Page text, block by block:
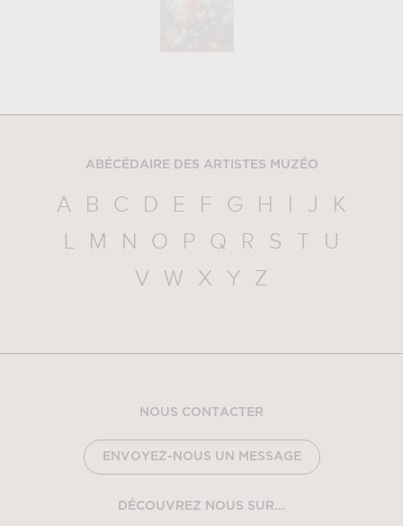
ABÉCÉDAIRE DES ARTISTES MUZÉO
A B C D E F G H J
K
L
M N O P Q R S
U
V
W X Y Z
NOUS CONTACTER
ENVOYEZ-NOUS UN MESSAGE
DÉCOUVREZ NOUS SUR...